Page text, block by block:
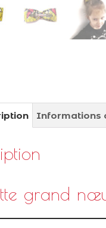
Informations
grand